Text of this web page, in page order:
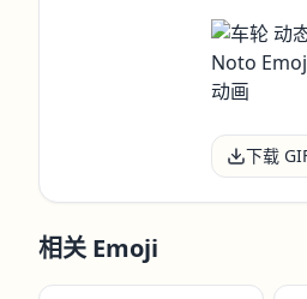
下载
相关 Emoji